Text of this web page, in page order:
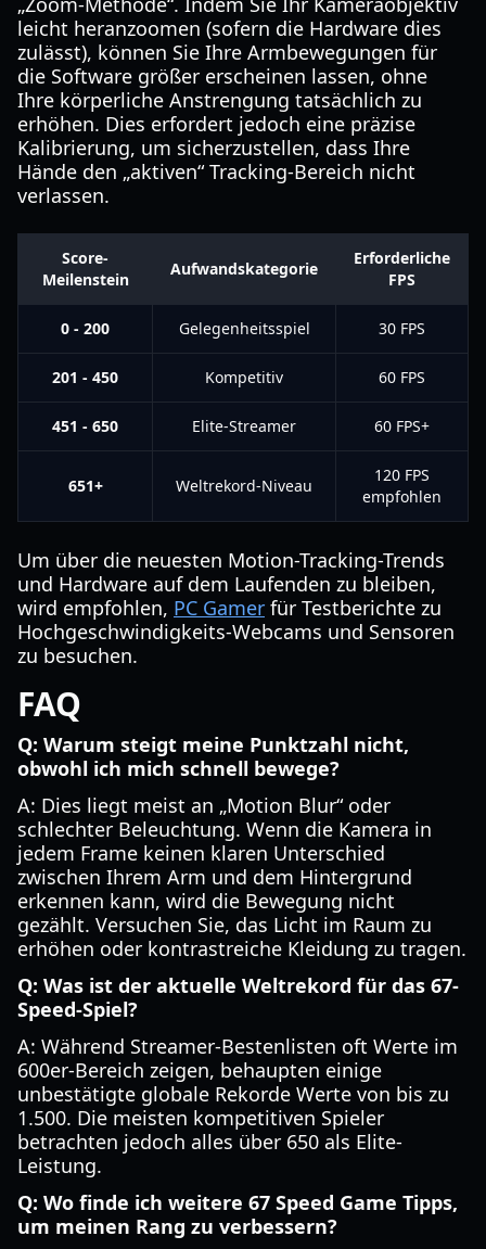
leicht heranzoomen (sofern die Hardware dies
zulässt), können Sie Ihre Armbewegungen für
die Software größer erscheinen lassen, ohne
Ihre körperliche Anstrengung tatsächlich zu
erhöhen. Dies erfordert jedoch eine präzise
Kalibrierung, um sicherzustellen, dass Ihre
Hände den „aktiven“ Tracking-Bereich nicht
verlassen.
Score-
Meilenstein
Aufwandskategorie
Erforderliche
FPS
0 - 200 Gelegenheitsspiel 30 FPS
201 - 450 Kompetitiv 60 FPS
451 - 650 Elite-Streamer 60 FPS+
651+ Weltrekord-Niveau
120 FPS
empfohlen
Um über die neuesten Motion-Tracking-Trends
und Hardware auf dem Laufenden zu bleiben,
wird empfohlen, PC Gamer für Testberichte zu
Hochgeschwindigkeits-Webcams und Sensoren
zu besuchen.
FAQ
Q: Warum steigt meine Punktzahl nicht,
obwohl ich mich schnell bewege?
A: Dies liegt meist an „Motion Blur“ oder
schlechter Beleuchtung. Wenn die Kamera in
jedem Frame keinen klaren Unterschied
zwischen Ihrem Arm und dem Hintergrund
erkennen kann, wird die Bewegung nicht
gezählt. Versuchen Sie, das Licht im Raum zu
erhöhen oder kontrastreiche Kleidung zu tragen.
Q: Was ist der aktuelle Weltrekord für das 67-
Speed-Spiel?
A: Während Streamer-Bestenlisten oft Werte im
600er-Bereich zeigen, behaupten einige
unbestätigte globale Rekorde Werte von bis zu
1.500. Die meisten kompetitiven Spieler
betrachten jedoch alles über 650 als Elite-
Leistung.
Q: Wo finde ich weitere 67 Speed Game Tipps,
um meinen Rang zu verbessern?